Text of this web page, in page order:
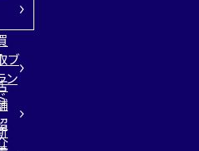
ブ
ン